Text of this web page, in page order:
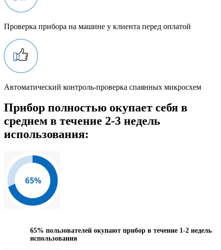
Проверка прибора на машине у клиента перед оплатой
Автоматический контроль-проверка спаянных микросхем
Прибор полностью окупает себя в
среднем в течение 2-3 недель
использования:
65% пользователей окупают прибор в течение 1-2 недель
использования